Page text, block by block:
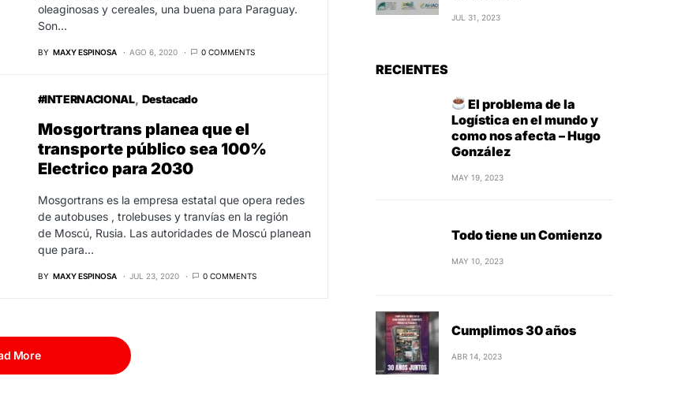
oleaginosas y cereales, una buena para Paraguay.
Son…
BY MAXY ESPINOSA AGO 6, 2020 0 COMMENTS
#INTERNACIONAL Destacado
Mosgortrans planea que el
transporte público sea 100%
Electrico para 2030
Mosgortrans es la empresa estatal que opera redes
de autobuses , trolebuses y tranvías en la región
de Moscú, Rusia. Las autoridades de Moscú planean
que para…
BY MAXY ESPINOSA JUL 23, 2020 0 COMMENTS
More
JUL 31, 2023
RECIENTES
El problema de la
Logística en el mundo y
como nos afecta – Hugo
González
MAY 19, 2023
Todo tiene un Comienzo
MAY 10, 2023
Cumplimos 30 años
ABR 14, 2023